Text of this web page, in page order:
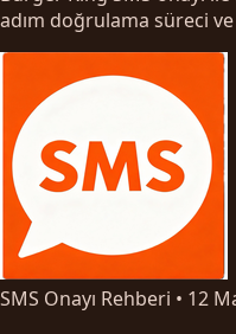
adım doğrulama süreci
SMS Onayı Rehberi • 12